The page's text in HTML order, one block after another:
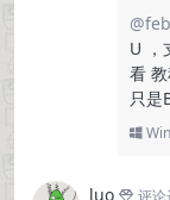
U ，
看
只是
luo